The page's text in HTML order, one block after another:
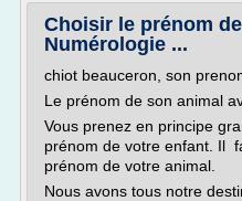
Choisir le prénom
Numérologie ...
chiot beauceron, son
Le prénom de son animal
Vous prenez en principe
prénom de votre enfant. Il
prénom de votre animal.
Nous avons tous notre